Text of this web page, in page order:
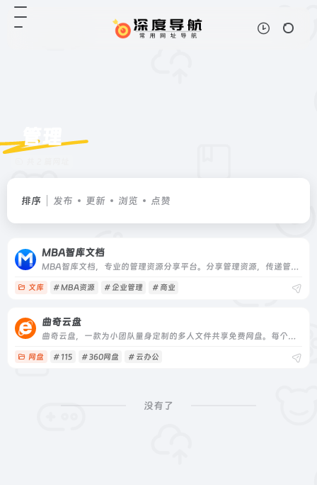
管理
排序 发布 更新 浏览 点赞
MBA智库文档
MBA智库文档，专业的管理资源分享平台。分享管理资源，传递管理智慧。
文库 # MBA资源 # 企业管理 # 商业
曲奇云盘
网盘 # 115 # 360网盘 # 云办公
没有了